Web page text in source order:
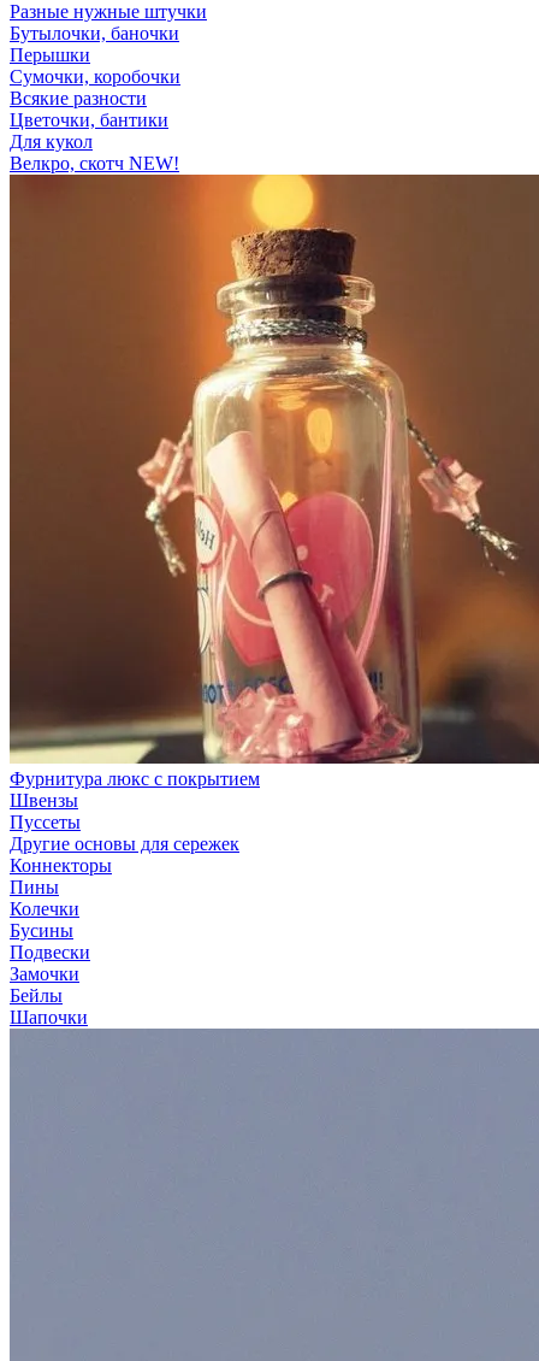
Разные нужные штучки
Бутылочки, баночки
Перышки
Сумочки, коробочки
Всякие разности
Цветочки, бантики
Для кукол
Велкро, скотч NEW!
Фурнитура люкс с покрытием
Швензы
Пуссеты
Другие основы для сережек
Коннекторы
Пины
Колечки
Бусины
Подвески
Замочки
Бейлы
Шапочки